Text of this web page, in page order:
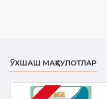
ЎХШАШ МАҲСУЛОТЛАР